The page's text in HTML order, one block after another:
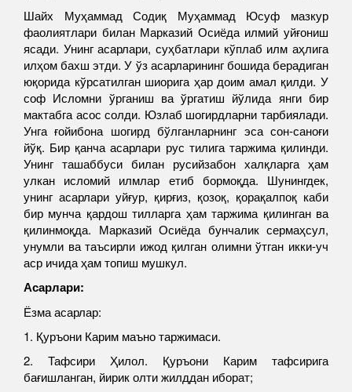
Шайх Муҳаммад Содиқ Муҳаммад Юсуф мазкур
фаолиятлари билан Марказий Осиёда илмий уйғониш
ясади. Унинг асарлари, суҳбатлари кўплаб илм аҳлига
илҳом бахш этди. У ўз асарларининг бошида берадиган
юқорида кўрсатилган шиорига ҳар доим амал қилди. У
соф Исломни ўрганиш ва ўргатиш йўлида янги бир
мактабга асос солди. Юзлаб шогирдларни тарбиялади.
Унга ғойибона шогирд бўлганларнинг эса сон-саноғи
йўқ. Бир қанча асарлари рус тилига таржима қилинди.
Унинг ташаббуси билан русийзабон халқларга ҳам
улкан исломий илмлар етиб бормоқда. Шунингдек,
унинг асарлари уйғур, қирғиз, қозоқ, қорақалпоқ каби
бир мунча қардош тилларга ҳам таржима қилинган ва
қилинмоқда. Марказий Осиёда бунчалик сермаҳсул,
унумли ва таъсирли ижод қилган олимни ўтган икки-уч
аср ичида ҳам топиш мушкул.
Асарлари:
Ёзма асарлар:
1. Қуръони Карим маъно таржимаси.
2. Тафсири Ҳилол. Қуръони Карим тафсирига
бағишланган, йирик олти жилддан иборат;